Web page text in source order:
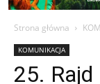
Strona główna
KOMUNIKACJA
25. Rajd